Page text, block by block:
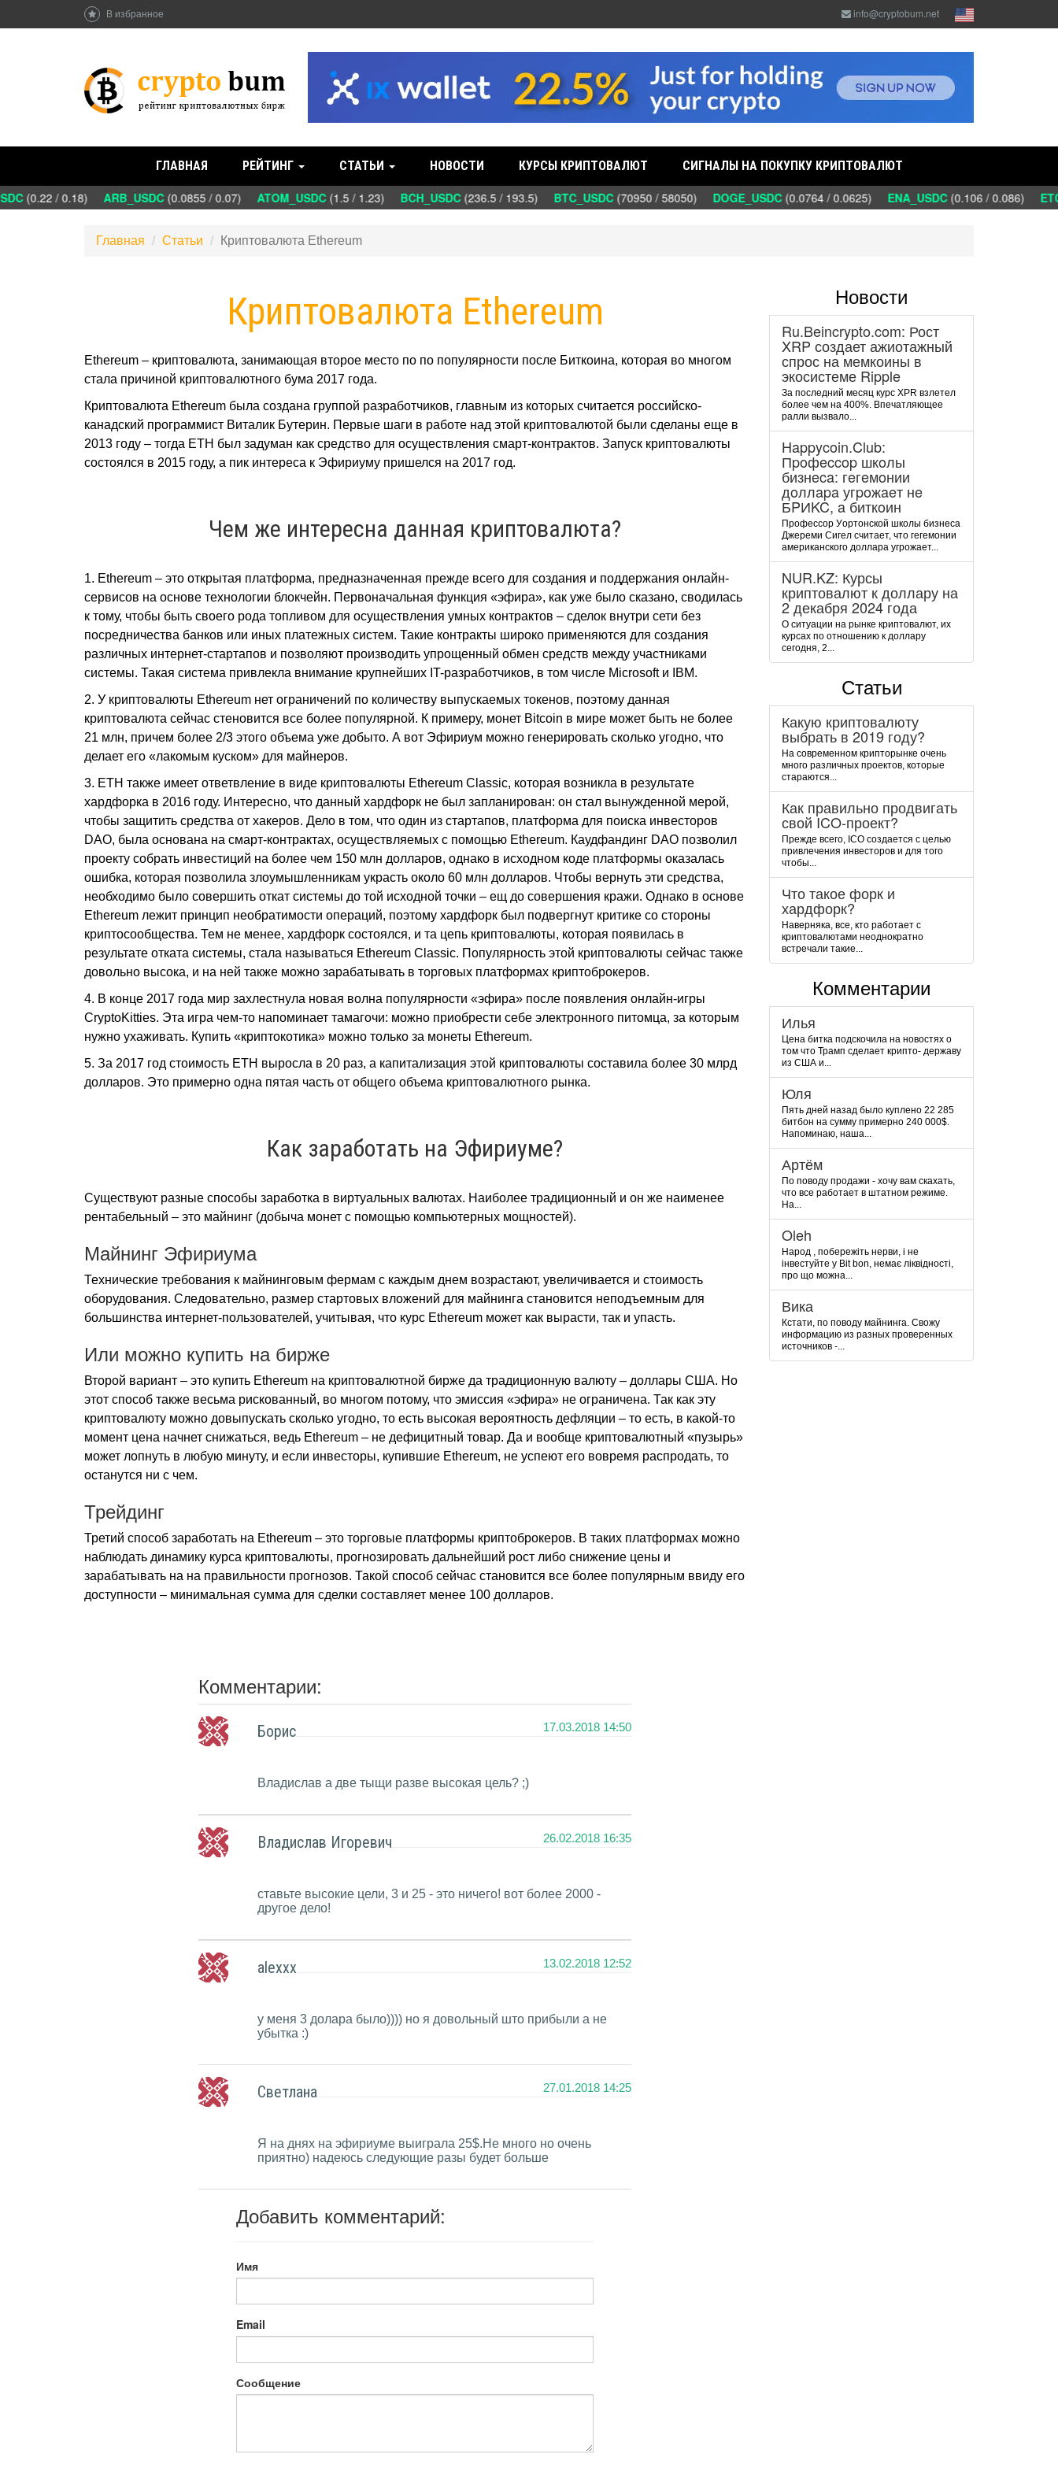
В избранное info@cryptobum.net
ГЛАВНАЯ РЕЙТИНГ СТАТЬИ НОВОСТИ КУРСЫ КРИПТОВАЛЮТ СИГНАЛЫ НА ПОКУПКУ КРИПТОВАЛЮТ
(0.22 / 0.18)ARB_USDC(0.0855 / 0.07)ATOM_USDC(1.5 / 1.23)BCH_USDC(236.5 / 193.5)BTC_USDC(70950 / 58050)DOGE_USDC(0.0764 / 0.0625)ENA_USDC(0.106 / 0.086)
Главная Статьи Криптовалюта Ethereum
Криптовалюта Ethereum
Ethereum – криптовалюта, занимающая второе место по по популярности после Биткоина, которая во многом
стала причиной криптовалютного бума 2017 года.
Криптовалюта Ethereum была создана группой разработчиков, главным из которых считается российско-
канадский программист Виталик Бутерин. Первые шаги в работе над этой криптовалютой были сделаны еще в
2013 году – тогда ETH был задуман как средство для осуществления смарт-контрактов. Запуск криптовалюты
состоялся в 2015 году, а пик интереса к Эфириуму пришелся на 2017 год.
Чем же интересна данная криптовалюта?
1. Ethereum – это открытая платформа, предназначенная прежде всего для создания и поддержания онлайн-
сервисов на основе технологии блокчейн. Первоначальная функция «эфира», как уже было сказано, сводилась
к тому, чтобы быть своего рода топливом для осуществления умных контрактов – сделок внутри сети без
посредничества банков или иных платежных систем. Такие контракты широко применяются для создания
различных интернет-стартапов и позволяют производить упрощенный обмен средств между участниками
системы. Такая система привлекла внимание крупнейших IT-разработчиков, в том числе Microsoft и IBM.
2. У криптовалюты Ethereum нет ограничений по количеству выпускаемых токенов, поэтому данная
криптовалюта сейчас стеновится все более популярной. К примеру, монет Bitcoin в мире может быть не более
21 млн, причем более 2/3 этого объема уже добыто. А вот Эфириум можно генерировать сколько угодно, что
делает его «лакомым куском» для майнеров.
3. ETH также имеет ответвление в виде криптовалюты Ethereum Classic, которая возникла в результате
хардфорка в 2016 году. Интересно, что данный хардфорк не был запланирован: он стал вынужденной мерой,
чтобы защитить средства от хакеров. Дело в том, что один из стартапов, платформа для поиска инвесторов
DAO, была основана на смарт-контрактах, осуществляемых с помощью Ethereum. Каудфандинг DAO позволил
проекту собрать инвестиций на более чем 150 млн долларов, однако в исходном коде платформы оказалась
ошибка, которая позволила злоумышленникам украсть около 60 млн долларов. Чтобы вернуть эти средства,
необходимо было совершить откат системы до той исходной точки – ещ до совершения кражи. Однако в основе
Ethereum лежит принцип необратимости операций, поэтому хардфорк был подвергнут критике со стороны
криптосообщества. Тем не менее, хардфорк состоялся, и та цепь криптовалюты, которая появилась в
результате отката системы, стала называться Ethereum Classic. Популярность этой криптовалюты сейчас также
довольно высока, и на ней также можно зарабатывать в торговых платформах криптоброкеров.
4. В конце 2017 года мир захлестнула новая волна популярности «эфира» после появления онлайн-игры
CryptoKitties. Эта игра чем-то напоминает тамагочи: можно приобрести себе электронного питомца, за которым
нужно ухаживать. Купить «криптокотика» можно только за монеты Ethereum.
5. За 2017 год стоимость ETH выросла в 20 раз, а капитализация этой криптовалюты составила более 30 млрд
долларов. Это примерно одна пятая часть от общего объема криптовалютного рынка.
Как заработать на Эфириуме?
Существуют разные способы заработка в виртуальных валютах. Наиболее традиционный и он же наименее
рентабельный – это майнинг (добыча монет с помощью компьютерных мощностей).
Майнинг Эфириума
Технические требования к майнинговым фермам с каждым днем возрастают, увеличивается и стоимость
оборудования. Следовательно, размер стартовых вложений для майнинга становится неподъемным для
большинства интернет-пользователей, учитывая, что курс Ethereum может как вырасти, так и упасть.
Или можно купить на бирже
Второй вариант – это купить Ethereum на криптовалютной бирже да традиционную валюту – доллары США. Но
этот способ также весьма рискованный, во многом потому, что эмиссия «эфира» не ограничена. Так как эту
криптовалюту можно довыпускать сколько угодно, то есть высокая вероятность дефляции – то есть, в какой-то
момент цена начнет снижаться, ведь Ethereum – не дефицитный товар. Да и вообще криптовалютный «пузырь»
может лопнуть в любую минуту, и если инвесторы, купившие Ethereum, не успеют его вовремя распродать, то
останутся ни с чем.
Трейдинг
Третий способ заработать на Ethereum – это торговые платформы криптоброкеров. В таких платформах можно
наблюдать динамику курса криптовалюты, прогнозировать дальнейший рост либо снижение цены и
зарабатывать на на правильности прогнозов. Такой способ сейчас становится все более популярным ввиду его
доступности – минимальная сумма для сделки составляет менее 100 долларов.
Комментарии:
Борис 17.03.2018 14:50
Владислав а две тыщи разве высокая цель? ;)
Владислав Игоревич 26.02.2018 16:35
ставьте высокие цели, 3 и 25 - это ничего! вот более 2000 -
другое дело!
alexxx 13.02.2018 12:52
у меня 3 долара было)))) но я довольный што прибыли а не
убытка :)
Светлана 27.01.2018 14:25
Я на днях на эфириуме выиграла 25$.Не много но очень
приятно) надеюсь следующие разы будет больше
Добавить комментарий:
Имя
Email
Сообщение
Новости
Ru.Beincrypto.com: Рост
XRP создает ажиотажный
спрос на мемкоины в
экосистеме Ripple
За последний месяц курс XPR взлетел
более чем на 400%. Впечатляющее
ралли вызвало...
Happycoin.Club:
Пpoфeccop шкoлы
бизнeca: гeгeмoнии
дoллapa угpoжaeт нe
БPИKC, a биткoин
Пpoфeccop Уopтoнcкoй шкoлы бизнeca
Джepeми Cигeл cчитaeт, чтo гeгeмoнии
aмepикaнcкoгo дoллapa угpoжaeт...
NUR.KZ: Курсы
криптовалют к доллару на
2 декабря 2024 года
О ситуации на рынке криптовалют, их
курсах по отношению к доллару
сегодня, 2...
Статьи
Какую криптовалюту
выбрать в 2019 году?
На современном крипторынке очень
много различных проектов, которые
стараются...
Как правильно продвигать
свой ICO-проект?
Прежде всего, ICO создается с целью
привлечения инвесторов и для того
чтобы...
Что такое форк и
хардфорк?
Наверняка, все, кто работает с
криптовалютами неоднократно
встречали такие...
Комментарии
Илья
Цена битка подскочила на новостях о
том что Трамп сделает крипто- державу
из США и...
Юля
Пять дней назад было куплено 22 285
битбон на сумму примерно 240 000$.
Напоминаю, наша...
Артём
По поводу продажи - хочу вам скахать,
что все работает в штатном режиме.
На...
Oleh
Народ , побережіть нерви, і не
інвестуйте у Bit bon, немає ліквідності,
про що можна...
Вика
Кстати, по поводу майнинга. Свожу
информацию из разных проверенных
источников -...